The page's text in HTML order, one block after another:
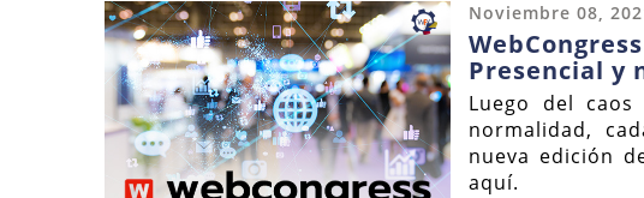
Noviembre 08,
Presencial y
Luego del
normalidad,
nueva edición
aquí.